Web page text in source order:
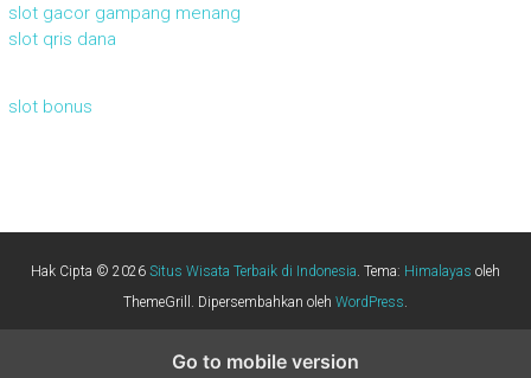
slot gacor gampang menang
slot qris dana
slot bonus
Hak Cipta © 2026 Situs Wisata Terbaik di Indonesia. Tema: Himalayas oleh
ThemeGrill. Dipersembahkan oleh WordPress.
Go to mobile version